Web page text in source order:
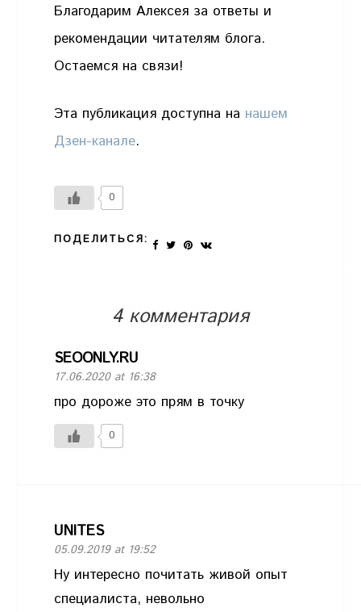
Благодарим Алексея за ответы и
рекомендации читателям блога.
Остаемся на связи!
Эта публикация доступна на нашем
Дзен-канале.
0
ПОДЕЛИТЬСЯ:
4 комментария
SEOONLY.RU
17.06.2020 at 16:38
про дороже это прям в точку
0
UNITES
05.09.2019 at 19:52
Ну интересно почитать живой опыт
специалиста, невольно